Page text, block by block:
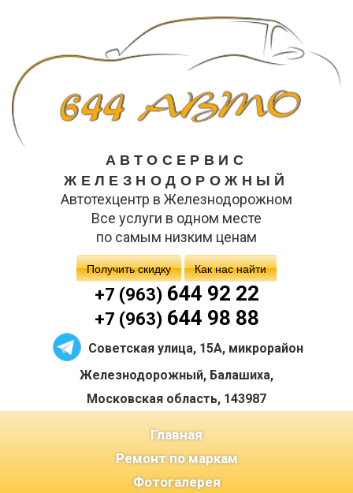
АВТОСЕРВИС
ЖЕЛЕЗНОДОРОЖНЫЙ
Автотехцентр в Железнодорожном
Все услуги в одном месте
по самым низким ценам
Получить скидку Как нас найти
+7 (963)644 92 22
+7 (963)644 98 88
Советская улица, 15А, микрорайон
Железнодорожный, Балашиха,
Московская область, 143987
Главная(current)
Ремонт по маркам
Фотогалерея